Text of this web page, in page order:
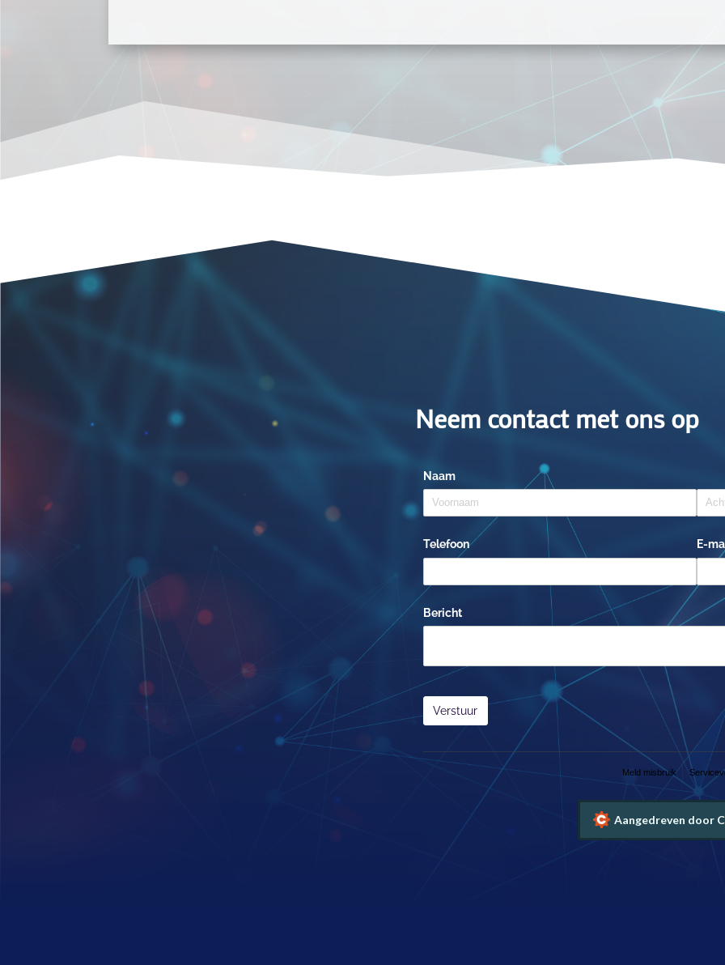
Neem contact met ons op
Naam
Telefoon E-
Bericht
Verstuur
Meld misbruik
Aangedreven door